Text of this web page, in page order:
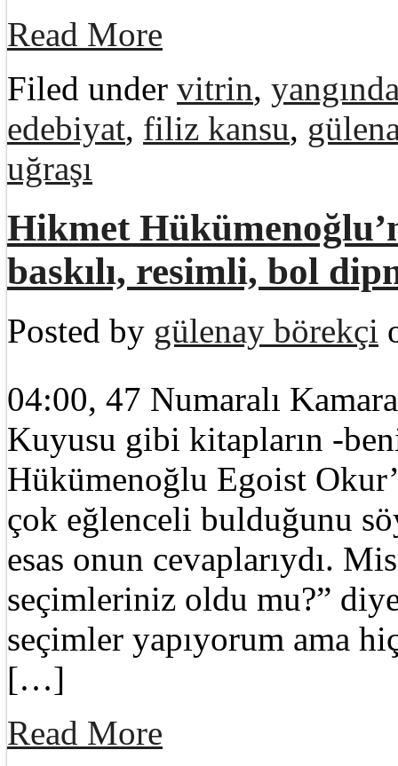
Read More
Filed under vitrin,
edebiyat, filiz kansu,
uğraşı
Hikmet
baskılı, resimli, bol
Posted by gülenay börekçi
04:00, 47 Numaralı
Kuyusu gibi kitapların -
Hükümenoğlu Egoist
çok eğlenceli bulduğunu
esas onun cevaplarıydı.
seçimleriniz oldu mu?”
seçimler yapıyorum ama
[…]
Read More